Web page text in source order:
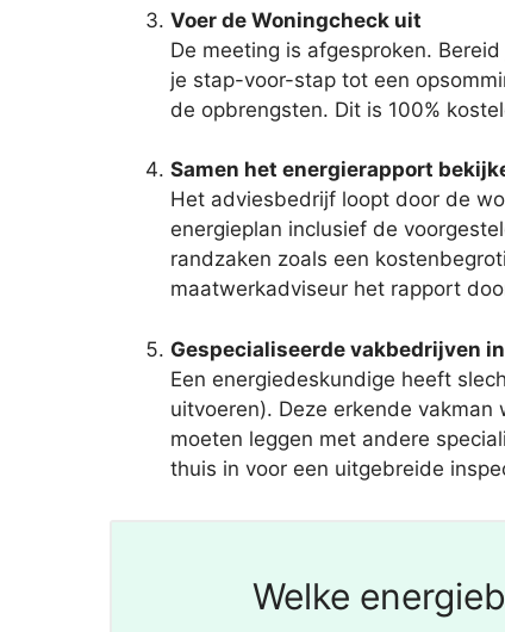
Voer de Woningcheck uit
De meeting is afgesproken.
je stap-voor-stap tot een
de opbrengsten. Dit is 100%
Samen het energierapport
Het adviesbedrijf loopt door de
energieplan inclusief de
randzaken zoals een
maatwerkadviseur het rapport
Gespecialiseerde vakbedrijven
Een energiedeskundige heeft
uitvoeren). Deze erkende
moeten leggen met andere
thuis in voor een uitgebreide
Welke